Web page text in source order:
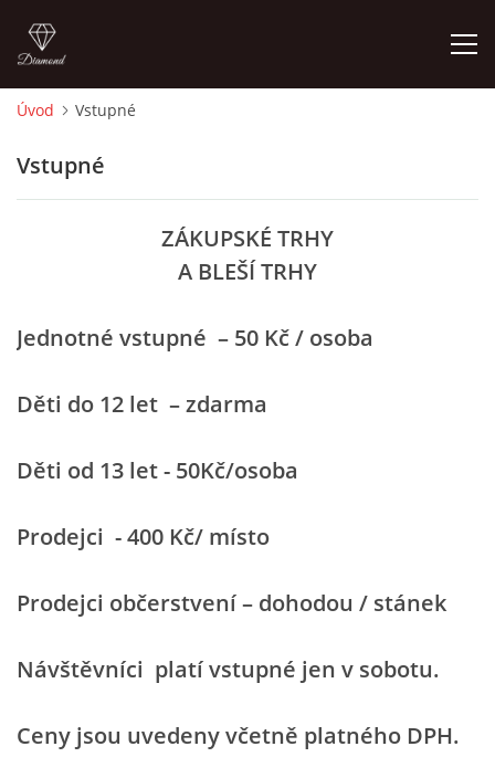
FOTOALBUM
TERMÍNY KONÁNÍ TRHŮ
VSTUPNÉ
KONTAKTY
MAPA
PLAKÁT
Úvod Vstupné
Vstupné
ZÁKUPSKÉ TRHY
A BLEŠÍ TRHY
Jednotné vstupné – 50 Kč / osoba
Děti do 12 let – zdarma
Děti od 13 let - 50Kč/osoba
Prodejci - 400 Kč/ místo
Prodejci občerstvení – dohodou / stánek
Návštěvníci platí vstupné jen v sobotu.
Ceny jsou uvedeny včetně platného DPH.